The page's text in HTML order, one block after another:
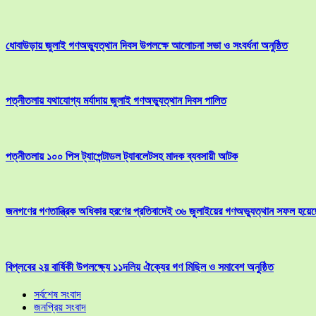
ধোবাউড়ায় জুলাই গণঅভ্যুত্থান দিবস উপলক্ষে আলোচনা সভা ও সংবর্ধনা অনুষ্ঠিত
পত্নীতলায় যথাযোগ্য মর্যাদায় জুলাই গণঅভ্যুত্থান দিবস পালিত
পত্নীতলায় ১০০ পিস ট্যাপেন্টাডল ট্যাবলেটসহ মাদক ব্যবসায়ী আটক
জনগণের গণতান্ত্রিক অধিকার হরণের প্রতিবাদেই ৩৬ জুলাইয়ের গণঅভ্যুত্থান সফল
বিপ্লবের ২য় বার্ষিকী উপলক্ষ্যে ১১দলিয় ঐক্যের গণ মিছিল ও সমাবেশ অনুষ্ঠিত
সর্বশেষ সংবাদ
জনপ্রিয় সংবাদ